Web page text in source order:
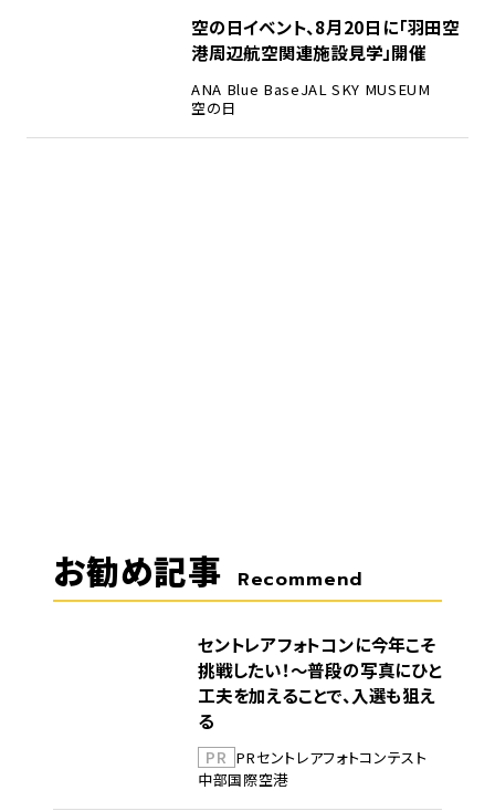
空の日イベント、8月20日に「羽田空
港周辺航空関連施設見学」開催
ANA Blue BaseJAL SKY MUSEUM
空の日
お勧め記事 Recommend
セントレアフォトコンに今年こそ
挑戦したい！～普段の写真にひと
工夫を加えることで、入選も狙え
る
PR PRセントレアフォトコンテスト
中部国際空港